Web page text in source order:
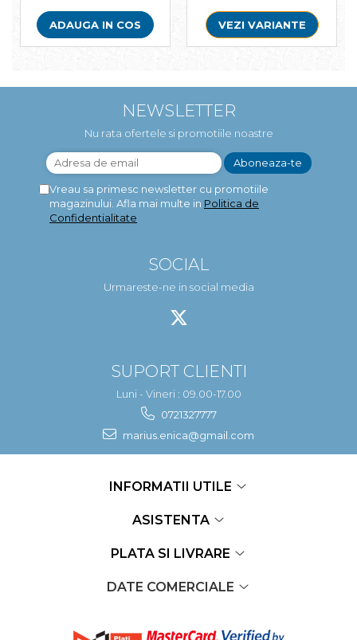
ADAUGA IN COS VEZI VARIANTE
NEWSLETTER
Nu rata ofertele si promotiile noastre
Vreau sa primesc newsletter cu promotiile
magazinului. Afla mai multe in Politica de
Confidentialitate
SOCIAL
Urmareste-ne in social media
SUPORT CLIENTI
Luni - Vineri : 09.00-17.00
0721327777
marius.enica@gmail.com
INFORMATII UTILE
ASISTENTA
PLATA SI LIVRARE
DATE COMERCIALE